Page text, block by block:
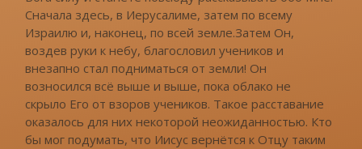
Сначала здесь, в Иерусалиме, затем по всему
Израилю и, наконец, по всей земле.Затем Он,
воздев руки к небу, благословил учеников и
внезапно стал подниматься от земли! Он
возносился всё выше и выше, пока облако не
скрыло Его от взоров учеников. Такое расставание
оказалось для них некоторой неожиданностью. Кто
бы мог подумать, что Иисус вернётся к Отцу таким